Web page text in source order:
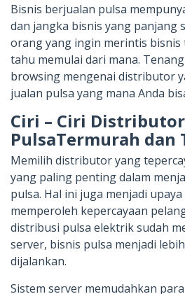
Bisnis berjualan pulsa
dan jangka bisnis yang panjang
orang yang ingin merintis
tahu memulai dari mana.
browsing mengenai distributor
jualan pulsa yang mana Anda
Ciri – Ciri Distributor
PulsaTermurah dan
Memilih distributor yang
yang paling penting dalam
pulsa. Hal ini juga menjadi
memperoleh kepercayaan
distribusi pulsa elektrik sudah
server, bisnis pulsa menjadi
dijalankan.
Sistem server memudahkan